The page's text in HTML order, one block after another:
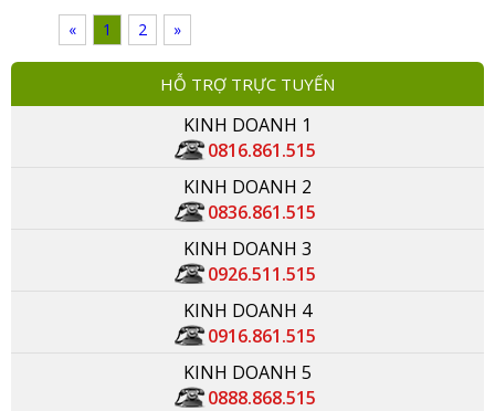
« 1 2 »
HỖ TRỢ TRỰC TUYẾN
KINH DOANH 1
0816.861.515
KINH DOANH 2
0836.861.515
KINH DOANH 3
0926.511.515
KINH DOANH 4
0916.861.515
KINH DOANH 5
0888.868.515